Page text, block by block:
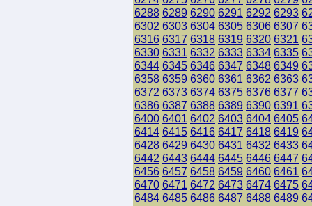
6288 6289 6290 6291 6292 6293
6302 6303 6304 6305 6306 6307
6316 6317 6318 6319 6320 6321
6330 6331 6332 6333 6334 6335
6344 6345 6346 6347 6348 6349
6358 6359 6360 6361 6362 6363
6372 6373 6374 6375 6376 6377
6386 6387 6388 6389 6390 6391
6400 6401 6402 6403 6404 6405
6414 6415 6416 6417 6418 6419
6428 6429 6430 6431 6432 6433
6442 6443 6444 6445 6446 6447
6456 6457 6458 6459 6460 6461
6470 6471 6472 6473 6474 6475
6484 6485 6486 6487 6488 6489